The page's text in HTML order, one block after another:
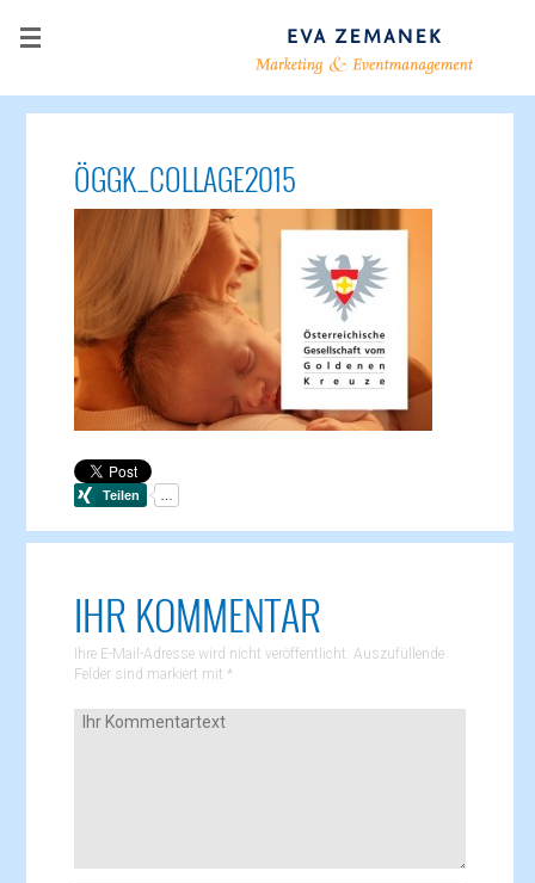
ÖGGK_COLLAGE2015
IHR KOMMENTAR
Ihre E-Mail-Adresse wird nicht veröffentlicht. Auszufüllende
Felder sind markiert mit *